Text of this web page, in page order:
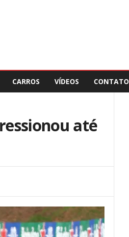
CARROS VÍDEOS CONTATO
até